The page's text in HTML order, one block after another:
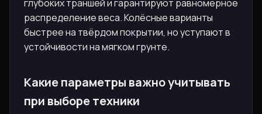
глубоких траншей и гарантируют равномерное
распределение веса. Колёсные варианты
быстрее на твёрдом покрытии, но уступают в
устойчивости на мягком грунте.
Какие параметры важно учитывать
при выборе техники